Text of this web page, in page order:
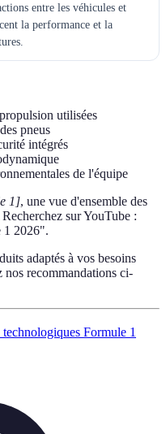
entre les véhicules et
la performance et la
utilisées
pneus
intégrés
de l'équipe
1], une vue d'ensemble des
sur YouTube :
1 2026".
adaptés à vos besoins
nos recommandations ci-
Formule 1